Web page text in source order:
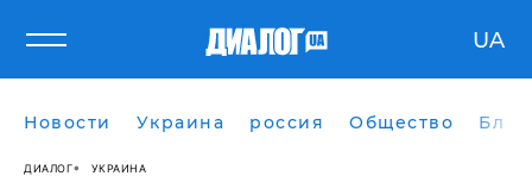
UA
Новости Украина россия Общество
ДИАЛОГ УКРАИНА